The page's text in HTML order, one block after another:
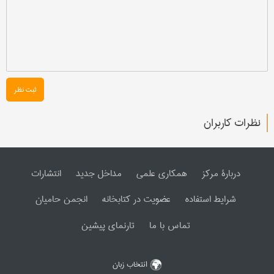
ثبت نظر
نظرات کاربران
دربارۀ مرکز همکاری علمی مداخل جدید
انتشارات
شرایط استفاده
عضویت در کتابخانه
انجمن حامیان
تماس با ما
تارنمای پیشین
انتخاب زبان